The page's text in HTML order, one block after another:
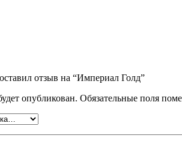
отзыв на “Империал Голд”
опубликован. Обязательные поля